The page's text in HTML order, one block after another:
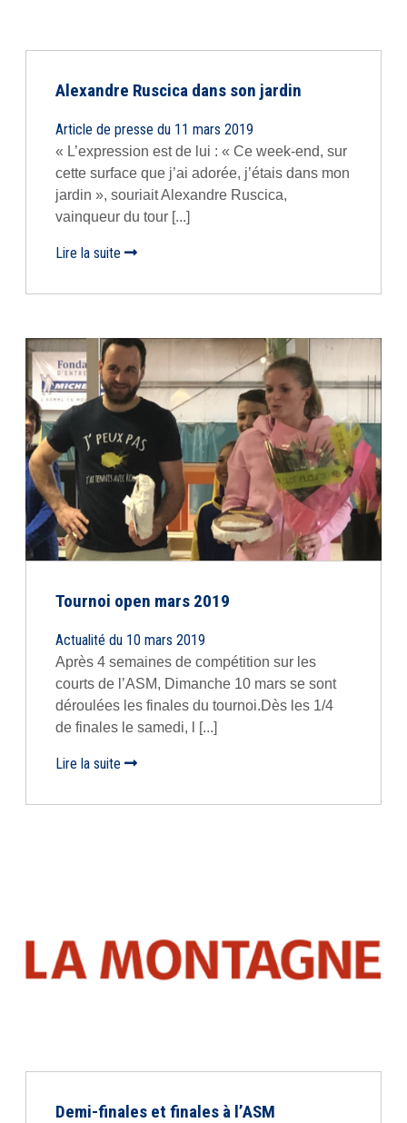
Alexandre Ruscica dans son jardin
Article de presse du 11 mars 2019
« L’expression est de lui : « Ce week-end, sur
cette surface que j’ai adorée, j’étais dans mon
jardin », souriait Alexandre Ruscica,
vainqueur du tour [...]
Lire la suite
Tournoi open mars 2019
Actualité du 10 mars 2019
Après 4 semaines de compétition sur les
courts de l’ASM, Dimanche 10 mars se sont
déroulées les finales du tournoi.Dès les 1/4
de finales le samedi, l [...]
Lire la suite
Demi-finales et finales à l’ASM